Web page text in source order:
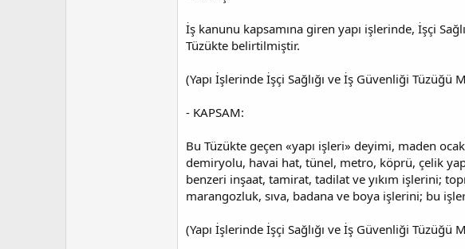
İş kanunu kapsamına giren yapı işlerinde, İşçi
Tüzükte belirtilmiştir.
(Yapı İşlerinde İşçi Sağlığı ve İş Güvenliği Tüzüğü
- KAPSAM:
Bu Tüzükte geçen «yapı işleri» deyimi, maden
demiryolu, havai hat, tünel, metro, köprü, çelik
benzeri inşaat, tamirat, tadilat ve yıkım işlerini;
marangozluk, sıva, badana ve boya işlerini; bu
(Yapı İşlerinde İşçi Sağlığı ve İş Güvenliği Tüzüğü